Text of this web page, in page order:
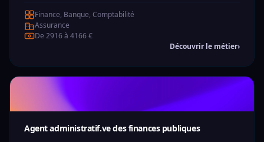
Finance, Banque, Comptabilité
Assurance
De 2916 à 4166 €
Découvrir le métier›
Agent administratif.ve des finances publiques